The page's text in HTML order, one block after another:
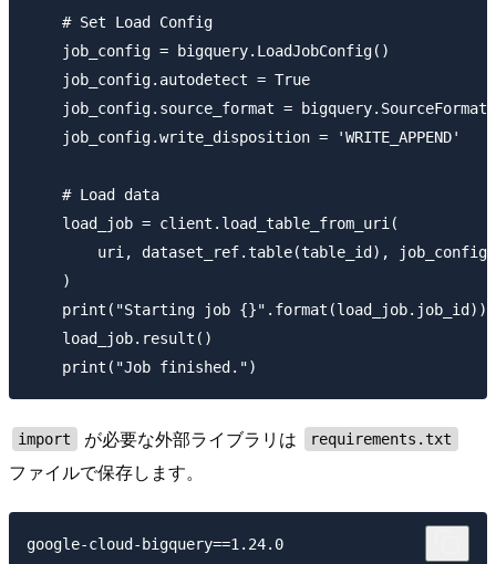
    # Set Load Config
    job_config = bigquery.LoadJobConfig()
    job_config.autodetect = True
job_config.source_format =
    job_config.write_disposition = 'WRITE_APPEND'
    # Load data
    load_job = client.load_table_from_uri(
uri, dataset_ref.table(table_id),
    )
    print("Starting job {}".format(load_job.job_id))
    load_job.result()
import が必要な外部ライブラリは requirements.txt
ファイルで保存します。